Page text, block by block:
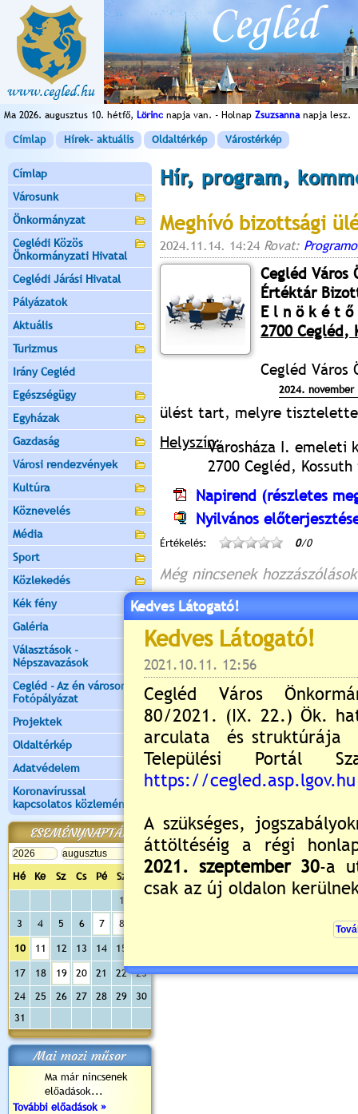
Ma 2026. augusztus 10. hétfő, Lörinc napja van. - Holnap Zsuzsannanapja lesz.
Címlap Hírek- aktuális Oldaltérkép Várostérkép
Címlap
Városunk
Önkormányzat
Ceglédi Közös
Önkormányzati Hivatal
Ceglédi Járási Hivatal
Pályázatok
Aktuális
Turizmus
Irány Cegléd
Egészségügy
Egyházak
Gazdaság
Városi rendezvények
Kultúra
Köznevelés
Média
Sport
Közlekedés
Kék fény
Galéria
Választások -
Népszavazások
Cegléd - Az én városom -
Fotópályázat
Projektek
Oldaltérkép
Adatvédelem
Koronavírussal
kapcsolatos közlemények
ESEMÉNYNAPTÁR
Hé Ke Sz Cs Pé Sz
Va
1
3
4 5 6 7 8
10 11 12 13 14 15
17 18 19 20 21 22
23
24
25 26 27 28 29
30
31
Mai mozi műsor
Ma már nincsenek
előadások...
További előadások »
Hír, program,
Meghívó bizottsági
2024.11.14. 14:24 Rovat:
Cegléd Város
Értéktár
E l n ö k é t ő
2700 Cegléd,
Cegléd Város
2024.
ülést tart, melyre
Helyszín:Városháza I. emeleti
2700 Cegléd,
Napirend (részletes
Nyilvános
Értékelés: 0/0
Még nincsenek hozzászólások
Új hozzászólás:
Kérjük jelentkezzen be,
Kedves Látogató!